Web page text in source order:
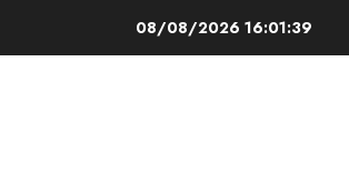
08/08/2026 16:01:39